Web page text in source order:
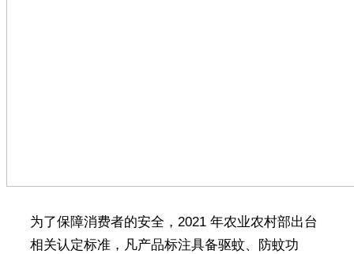
为了保障消费者的安全，2021 年农业农村部出台
相关认定标准，凡产品标注具备驱蚊、防蚊功